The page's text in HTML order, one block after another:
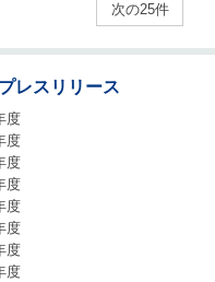
次の25件
レスリリース
度
度
度
度
度
度
度
度